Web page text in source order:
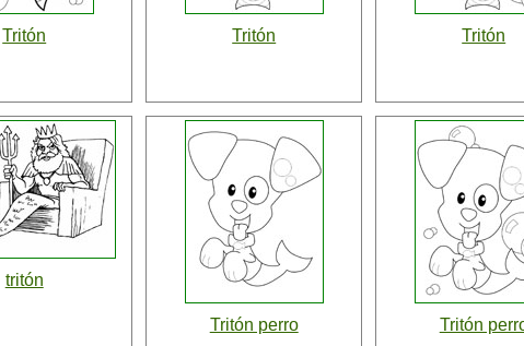
Tritón Tritón Tritón
tritón
Tritón perro Tritón